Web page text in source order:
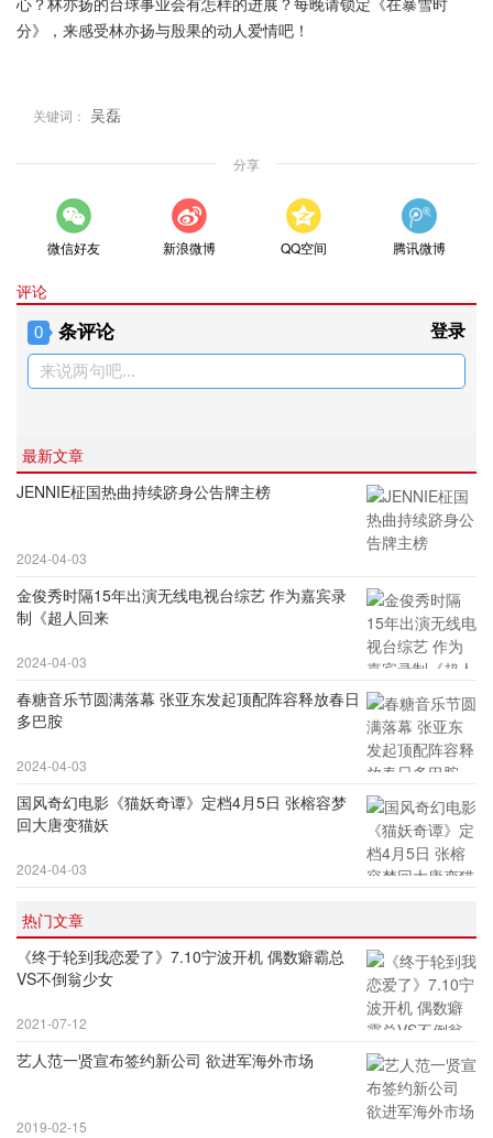
分》，来感受林亦扬与殷果的动人爱情吧！
关键词： 吴磊
分享
微信好友 新浪微博 QQ空间 腾讯微博
评论
0 条评论 登录
来说两句吧...
最新文章
JENNIE柾国热曲持续跻身公告牌主榜
2024-04-03
金俊秀时隔15年出演无线电视台综艺 作为嘉宾录
制《超人回来
2024-04-03
春糖音乐节圆满落幕 张亚东发起顶配阵容释放春日
多巴胺
2024-04-03
国风奇幻电影《猫妖奇谭》定档4月5日 张榕容梦
回大唐变猫妖
2024-04-03
热门文章
《终于轮到我恋爱了》7.10宁波开机 偶数癖霸总
VS不倒翁少女
2021-07-12
艺人范一贤宣布签约新公司 欲进军海外市场
2019-02-15